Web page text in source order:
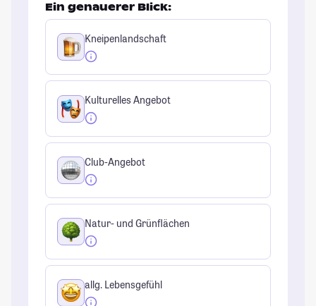
Ein genauerer Blick:
Kneipenlandschaft
Kulturelles Angebot
Club-Angebot
Natur- und Grünflächen
allg. Lebensgefühl